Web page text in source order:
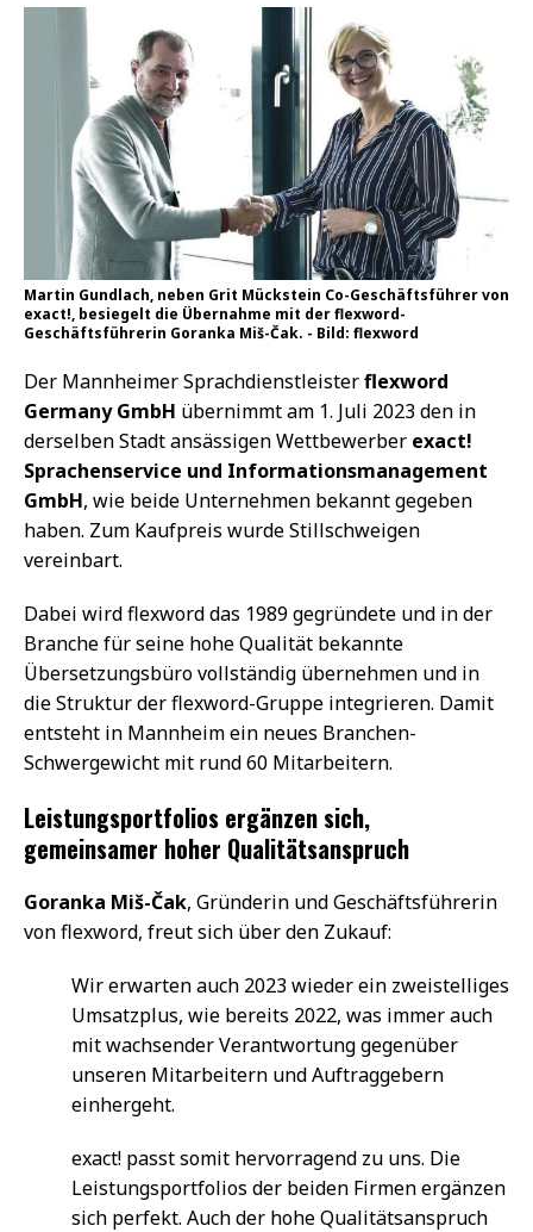
Martin Gundlach, neben Grit Mückstein Co-Geschäftsführer von
exact!, besiegelt die Übernahme mit der flexword-
Geschäftsführerin Goranka Miš-Čak. - Bild: flexword
Der Mannheimer Sprachdienstleisterflexword
Germany GmbH übernimmt am 1. Juli 2023 den in
derselben Stadt ansässigen Wettbewerber exact!
Sprachenservice und Informationsmanagement
GmbH, wie beide Unternehmen bekannt gegeben
haben. Zum Kaufpreis wurde Stillschweigen
vereinbart.
Dabei wird flexword das 1989 gegründete und in der
Branche für seine hohe Qualität bekannte
Übersetzungsbüro vollständig übernehmen und in
die Struktur der flexword-Gruppe integrieren. Damit
entsteht in Mannheim ein neues Branchen-
Schwergewicht mit rund 60 Mitarbeitern.
Leistungsportfolios ergänzen sich,
gemeinsamer hoher Qualitätsanspruch
Goranka Miš-Čak, Gründerin und Geschäftsführerin
von flexword, freut sich über den Zukauf:
Wir erwarten auch 2023 wieder ein zweistelliges
Umsatzplus, wie bereits 2022, was immer auch
mit wachsender Verantwortung gegenüber
unseren Mitarbeitern und Auftraggebern
einhergeht.
exact! passt somit hervorragend zu uns. Die
Leistungsportfolios der beiden Firmen ergänzen
sich perfekt. Auch der hohe Qualitätsanspruch